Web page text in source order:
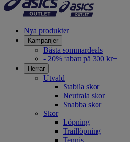
Nya produkter
Kampanjer
Bästa sommardeals
- 20% rabatt på 300 kr+
Herrar
Utvald
Stabila skor
Neutrala skor
Snabba skor
Skor
Löpning
Traillöpning
Tennis